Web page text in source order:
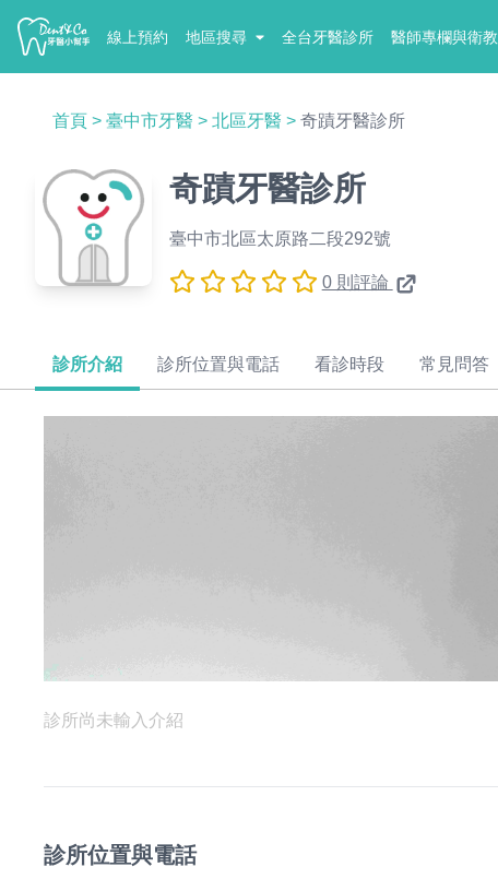
線上預約 地區搜尋 全台牙醫診所 醫師專欄與衛教
首頁 > 臺中市牙醫 > 北區牙醫 > 奇蹟牙醫診所
奇蹟牙醫診所
臺中市北區太原路二段292號
0 則評論
診所介紹 診所位置與電話 看診時段 常見問答
診所尚未輸入介紹
診所位置與電話